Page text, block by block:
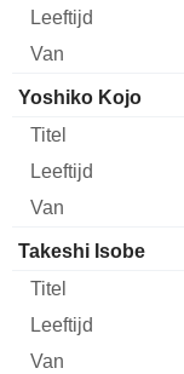
Yoshiko Kojo
Takeshi Isobe